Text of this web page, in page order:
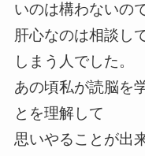
いのは構わないの
肝心なのは相談し
しまう人でした。
あの頃私が読脳を
とを理解して
思いやることが出